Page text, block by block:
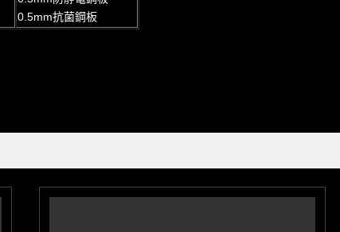
0.5mm抗菌鋼板